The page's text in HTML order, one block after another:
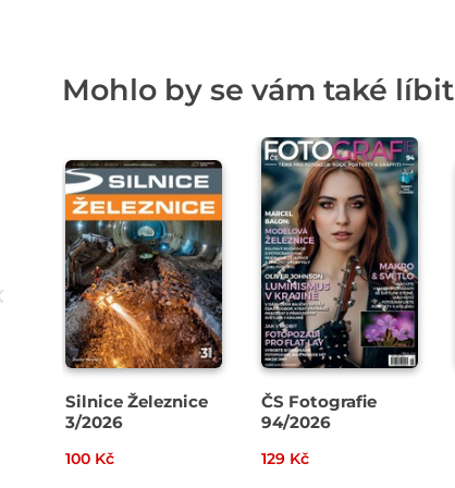
Mohlo by se vám také líbit
Silnice Železnice
3/2026
100 Kč
ČS Fotografie
94/2026
129 Kč